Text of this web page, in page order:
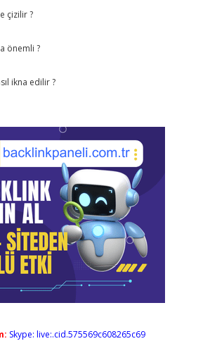
çizilir ?
önemli ?
ikna edilir ?
Skype: live:.cid.575569c608265c69